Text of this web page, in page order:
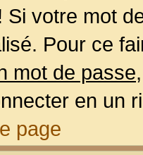
Si votre mot
Pour ce
mot de passe
en un
page